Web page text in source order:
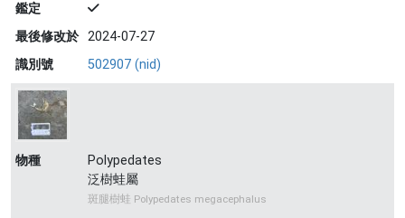
鑑定
最後修改於 2024-07-27
識別號
502907 (nid)
物種
Polypedates
泛樹蛙屬
斑腿樹蛙 Polypedates megacephalus